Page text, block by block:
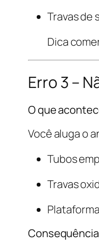
Travas de
Dica
Erro 3 –
O que
Você aluga o
Tubos
Travas